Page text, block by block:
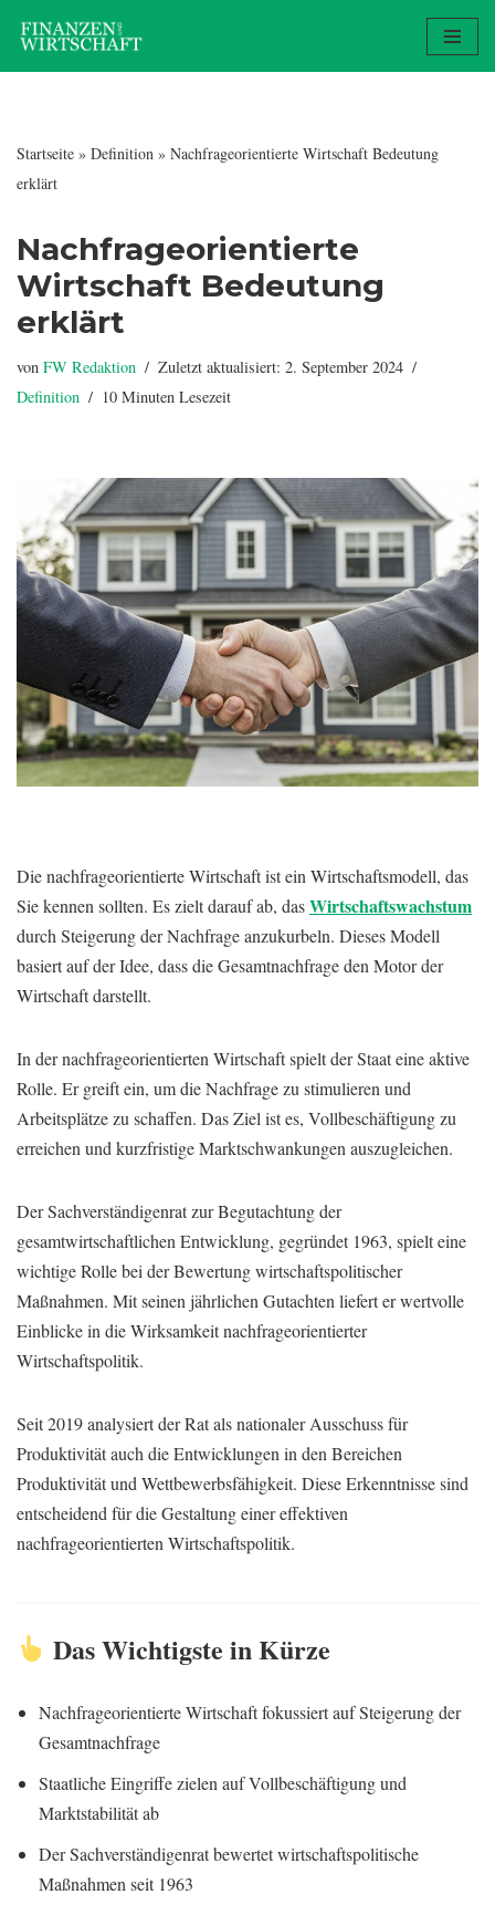
Startseite » Definition » Nachfrageorientierte Wirtschaft Bedeutung
erklärt
Nachfrageorientierte
Wirtschaft Bedeutung
erklärt
von FW Redaktion
Zuletzt aktualisiert: 2. September 2024
Definition
10 Minuten Lesezeit
Die nachfrageorientierte Wirtschaft ist ein Wirtschaftsmodell, das
Sie kennen sollten. Es zielt darauf ab, dasWirtschaftswachstum
durch Steigerung der Nachfrage anzukurbeln. Dieses Modell
basiert auf der Idee, dass die Gesamtnachfrage den Motor der
Wirtschaft darstellt.
In der nachfrageorientierten Wirtschaft spielt der Staat eine aktive
Rolle. Er greift ein, um die Nachfrage zu stimulieren und
Arbeitsplätze zu schaffen. Das Ziel ist es, Vollbeschäftigung zu
erreichen und kurzfristige Marktschwankungen auszugleichen.
Der Sachverständigenrat zur Begutachtung der
gesamtwirtschaftlichen Entwicklung, gegründet 1963, spielt eine
wichtige Rolle bei der Bewertung wirtschaftspolitischer
Maßnahmen. Mit seinen jährlichen Gutachten liefert er wertvolle
Einblicke in die Wirksamkeit nachfrageorientierter
Wirtschaftspolitik.
Seit 2019 analysiert der Rat als nationaler Ausschuss für
Produktivität auch die Entwicklungen in den Bereichen
Produktivität und Wettbewerbsfähigkeit. Diese Erkenntnisse sind
entscheidend für die Gestaltung einer effektiven
nachfrageorientierten Wirtschaftspolitik.
Das Wichtigste in Kürze
Nachfrageorientierte Wirtschaft fokussiert auf Steigerung der
Gesamtnachfrage
Staatliche Eingriffe zielen auf Vollbeschäftigung und
Marktstabilität ab
Der Sachverständigenrat bewertet wirtschaftspolitische
Maßnahmen seit 1963